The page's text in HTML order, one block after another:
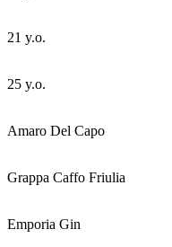
21 y.o.
25 y.o.
Amaro Del Capo
Grappa Caffo Friulia
Emporia Gin